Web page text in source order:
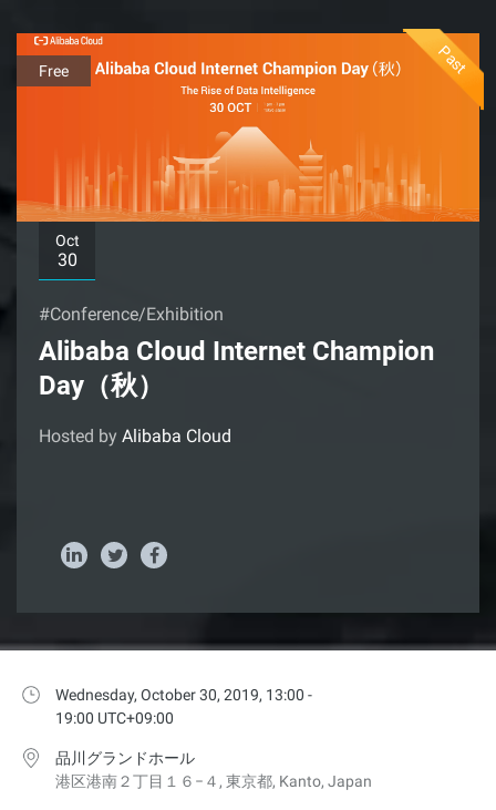
Past
Free
Oct
30
#Conference/Exhibition
Alibaba Cloud Internet Champion
Day（秋）
Hosted by Alibaba Cloud
Wednesday, October 30, 2019, 13:00 -
19:00 UTC+09:00
品川グランドホール
港区港南２丁目１６−４, 東京都, Kanto, Japan